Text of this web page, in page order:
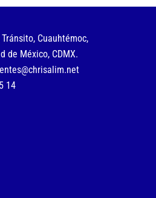
Cuauhtémoc,
de México, CDMX.
14